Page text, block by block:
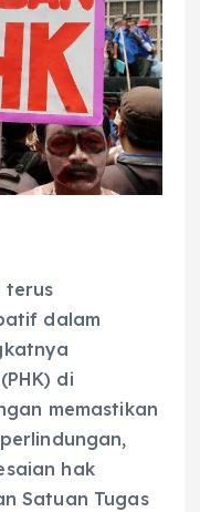
terus
dalam
di
memastikan
hak
Satuan Tugas